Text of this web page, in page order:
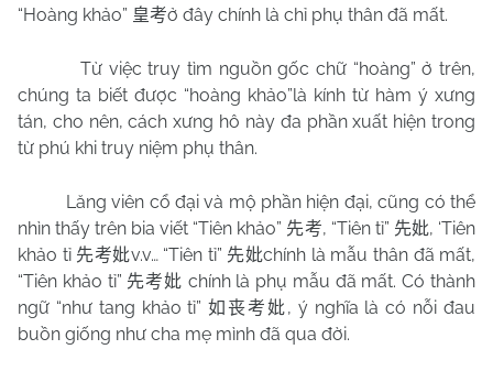
“Hoàng khảo” 皇考ở đây chính là chỉ phụ thân đã mất.
Từ việc truy tìm nguồn gốc chữ “hoàng” ở trên,
chúng ta biết được “hoàng khảo”là kính từ hàm ý xưng
tán, cho nên, cách xưng hô này đa phần xuất hiện trong
từ phú khi truy niệm phụ thân.
Lăng viên cổ đại và mộ phần hiện đại, cũng có thể
nhìn thấy trên bia viết “Tiên khảo” 先考, “Tiên tỉ” 先妣, ‘Tiên
khảo tỉ 先考妣v.v… “Tiên tỉ” 先妣chính là mẫu thân đã mất,
“Tiên khảo tỉ” 先考妣 chính là phụ mẫu đã mất. Có thành
ngữ “như tang khảo tỉ”如丧考妣, ý nghĩa là có nỗi đau
buồn giống như cha mẹ mình đã qua đời.